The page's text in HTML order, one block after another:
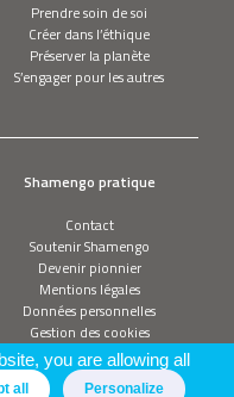
Prendre soin de soi
Créer dans l’éthique
Préserver la planète
S’engager pour les autres
Shamengo pratique
Contact
Soutenir Shamengo
Devenir pionnier
Mentions légales
Données personnelles
Gestion des cookies
you are allowing all
all Personalize